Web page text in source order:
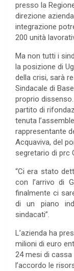
presso la
direzione
integrazione
200 unità
Ma non tutti i
la posizione di
della crisi, sarà
Sindacale di
proprio
partito di
tenuta
rappresentante
Acquaviva, del
segretario di prc
“Ci era stato
con l’arrivo di
finalmente ci
di un piano
sindacati”.
L’azienda ha
milioni di euro
24 mesi di
l’accordo le